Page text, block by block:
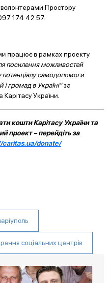
волонтерами Простору
174 42 57.
працює в рамках проекту
посилення можливостей
потенціалу самодопомоги
громад в Україні”за
України.
кошти Карітасу України та
проект – перейдіть за
caritas.ua/donate/
соціальних центрів